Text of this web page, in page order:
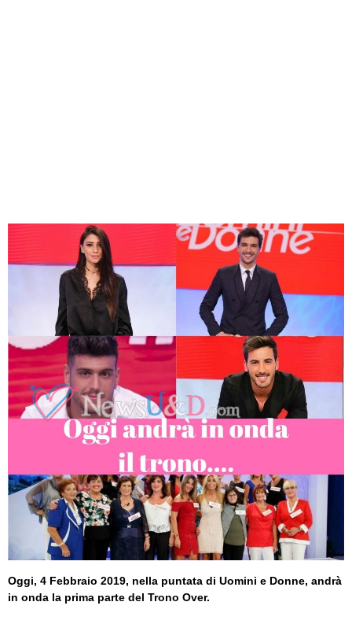
Oggi, 4 Febbraio 2019, nella puntata di Uomini e Donne, andrà
in onda la prima parte del Trono Over.